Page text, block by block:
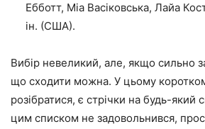
Ебботт, Міа Васіковська, Лайа
ін. (США).
Вибір невеликий, але, якщо сильно
що сходити можна. У цьому
розібратися, є стрічки на будь-який
цим списком не задовольнився,